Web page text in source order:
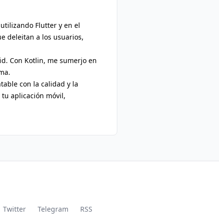
Flutter y en el
deleitan a los usuarios,
Con Kotlin, me sumerjo en
con la calidad y la
aplicación móvil,
Twitter Telegram RSS